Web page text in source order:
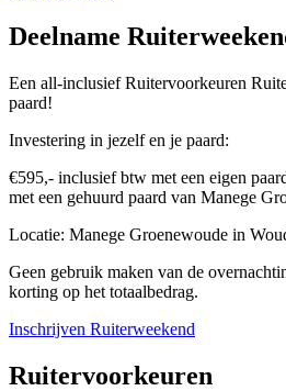
Deelname
Een all-inclusief Ruitervoorkeuren
paard!
Investering in jezelf en je paard:
€595,- inclusief btw met een eigen
met een gehuurd paard van Manege
Locatie: Manege Groenewoude in
Geen gebruik maken van de
korting op het totaalbedrag.
Inschrijven Ruiterweekend
Ruitervoorkeuren